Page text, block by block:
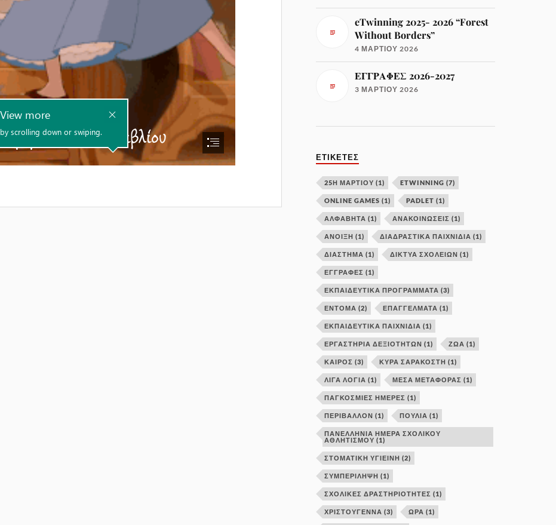
eTwinning 2025- 2026 “Forest
Without Borders”
4 ΜΑΡΤΊΟΥ 2026
ΕΓΓΡΑΦΕΣ 2026-2027
3 ΜΑΡΤΊΟΥ 2026
ΕΤΙΚΈΤΕΣ
25Η ΜΑΡΤΙΟΥ (1) ETWINNING (7)
ONLINE GAMES (1) PADLET (1)
ΑΛΦΑΒΗΤΑ (1) ΑΝΑΚΟΙΝΩΣΕΙΣ (1)
ΑΝΟΙΞΗ (1) ΔΙΑΔΡΑΣΤΙΚΑ ΠΑΙΧΝΙΔΙΑ (1)
ΔΙΑΣΤΗΜΑ (1) ΔΊΚΤΥΑ ΣΧΟΛΕΊΩΝ (1)
ΕΓΓΡΑΦΕΣ (1)
ΕΚΠΑΙΔΕΥΤΙΚΑ ΠΡΟΓΡΑΜΜΑΤΑ (3)
ΕΝΤΟΜΑ (2) ΕΠΑΓΓΕΛΜΑΤΑ (1)
ΕΚΠΑΙΔΕΥΤΙΚΆ ΠΑΙΧΝΊΔΙΑ (1)
ΕΡΓΑΣΤΉΡΙΑ ΔΕΞΙΟΤΉΤΩΝ (1) ΖΩΑ (1)
ΚΑΙΡΟΣ (3) ΚΥΡΆ ΣΑΡΑΚΟΣΤΉ (1)
ΛΙΓΑ ΛΟΓΙΑ (1) ΜΕΣΑ ΜΕΤΑΦΟΡΑΣ (1)
ΠΑΓΚΟΣΜΙΕΣ ΗΜΕΡΕΣ (1)
ΠΕΡΙΒΑΛΛΟΝ (1) ΠΟΥΛΙΑ (1)
ΠΑΝΕΛΛΉΝΙΑ ΗΜΈΡΑ ΣΧΟΛΙΚΟΎ
ΑΘΛΗΤΙΣΜΟΎ (1)
ΣΤΟΜΑΤΙΚΗ ΥΓΙΕΙΝΗ (2)
ΣΥΜΠΕΡΙΛΗΨΗ (1)
ΣΧΟΛΙΚΕΣ ΔΡΑΣΤΗΡΙΟΤΗΤΕΣ (1)
ΧΡΙΣΤΟΥΓΕΝΝΑ (3) ΩΡΑ (1)